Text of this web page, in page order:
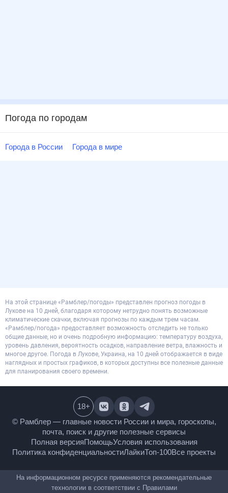
Погода по городам
Города в России Города в мире
На этой странице «Рамблер/погоды» представлен прогноз погоды в
Лукове на 10 дней, благодаря которому нетрудно понять возможные
климатические скачки, включая прогнозы по каждым трем часам.
«Рамблер/погода» предоставляет возможность отследить не только
общие данные, но и очень подробную информацию: температуру воздуха,
уровень давления, вероятность осадков, направление ветра, влажность и
многое другое. Погода в Лукове, Украина, на 10 дней отображается в виде
наглядных и простых графиков, в которых доступны все полезные данные
для планирования своего времени.
© Рамблер — главные новости России и мира,
гороскопы, почта, поиск и другие полезные сервисы
Полная версияПомощьУсловия использования
Политика конфиденциальностиЛайкиТоп-100
18+
На информационном ресурсе применяются